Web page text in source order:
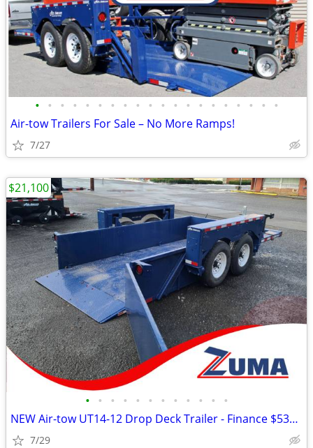
• • • • • • • • • • • • • • • • • • • •
Air-tow Trailers For Sale – No More Ramps!
7/27
• • • • • • • • • • • •
NEW Air-tow UT14-12 Drop Deck Trailer - Finance $535 Per Mo*
7/29
$21,100